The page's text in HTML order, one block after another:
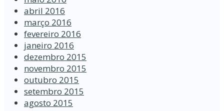
abril 2016
março 2016
fevereiro 2016
janeiro 2016
dezembro 2015
novembro 2015
outubro 2015
setembro 2015
agosto 2015